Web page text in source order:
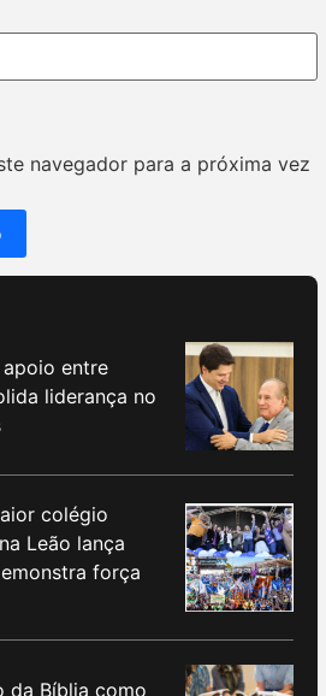
navegador para a próxima vez
entre
liderança no
colégio
Leão lança
força
da Bíblia como